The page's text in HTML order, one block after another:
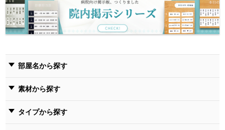
部屋名から探す
素材から探す
タイプから探す